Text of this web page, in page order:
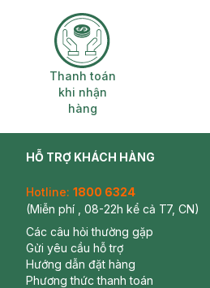
Thanh toán khi nhận
Thanh toán
khi nhận
hàng
HỖ TRỢ KHÁCH HÀNG
Hotline: 1800 6324
(Miễn phí , 08-22h kể cả T7, CN)
Các câu hỏi thường gặp
Gửi yêu cầu hỗ trợ
Hướng dẫn đặt hàng
Phương thức thanh toán